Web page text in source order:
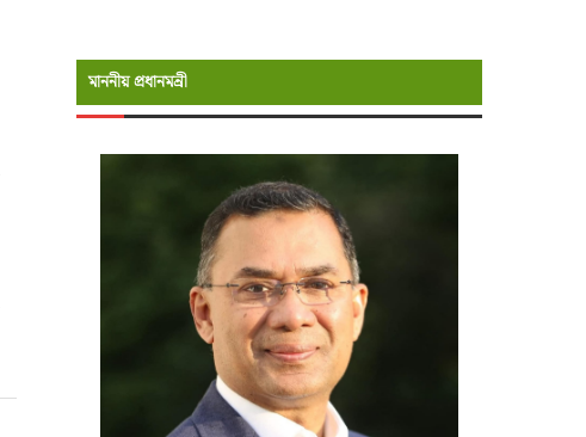
মাননীয় প্রধানমন্রী